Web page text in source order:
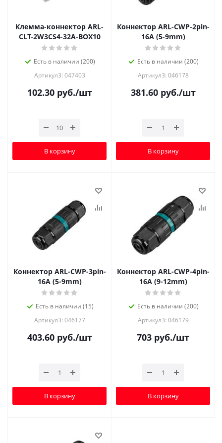
Клемма-коннектор ARL-
CLT-2W3CS4-32A-BOX10
Есть в наличии (200)
Артикул3: 047403
102.30руб./шт
В корзину
Коннектор ARL-CWP-2pin-
16A (5-9mm)
Есть в наличии (200)
Артикул3: 046178
381.60руб./шт
В корзину
Коннектор ARL-CWP-3pin-
16A (5-9mm)
Есть в наличии (15)
Артикул3: 046177
403.60руб./шт
В корзину
Коннектор ARL-CWP-4pin-
16A (9-12mm)
Есть в наличии (200)
Артикул3: 046179
703 руб./шт
В корзину